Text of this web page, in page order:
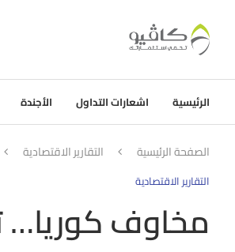
الرئيسية اشعارات التداول الأجندة
الصفحة الرئيسية التقارير الاقتصادية
التقارير الاقتصادية
مخاوف كوريا…